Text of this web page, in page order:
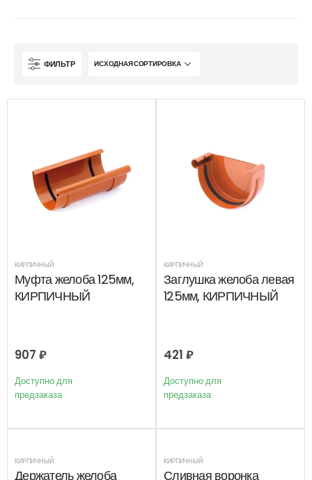
ФИЛЬТР
КИРПИЧНЫЙ
Муфта желоба 125мм,
КИРПИЧНЫЙ
907 ₽
Доступно для
предзаказа
КИРПИЧНЫЙ
Заглушка желоба левая
125мм, КИРПИЧНЫЙ
421 ₽
Доступно для
предзаказа
КИРПИЧНЫЙ
Держатель желоба
КИРПИЧНЫЙ
Сливная воронка